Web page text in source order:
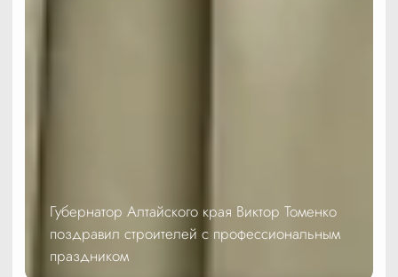
Губернатор Алтайского края Виктор Томенко
поздравил строителей с профессиональным
праздником